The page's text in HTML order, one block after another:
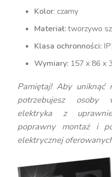
Kolor: czarny
Materiał:tworzywo
Klasa ochronności:
Wymiary: 157 x 86 x
Pamiętaj! Aby uniknąć
potrzebujesz osoby
elektryka z
poprawny montaż i
elektrycznej